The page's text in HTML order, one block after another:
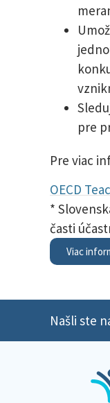
pre
Pre viac
OECD
*
časti
Viac
Našli ste